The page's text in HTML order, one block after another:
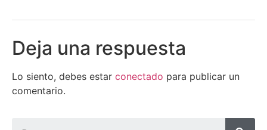
Deja una respuesta
Lo siento, debes estar conectado para publicar un
comentario.